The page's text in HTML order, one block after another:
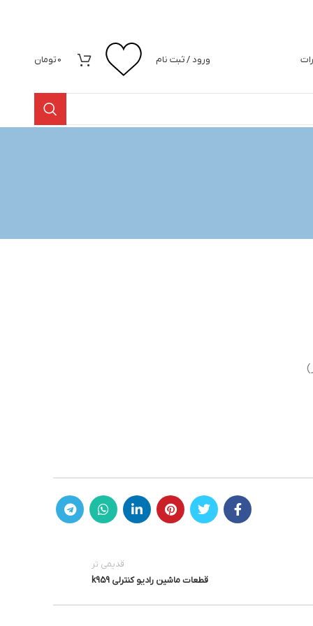
ورود / ثبت نام 0تومان
قدیمی تر
قطعات ماشین رادیو کنترلی k959